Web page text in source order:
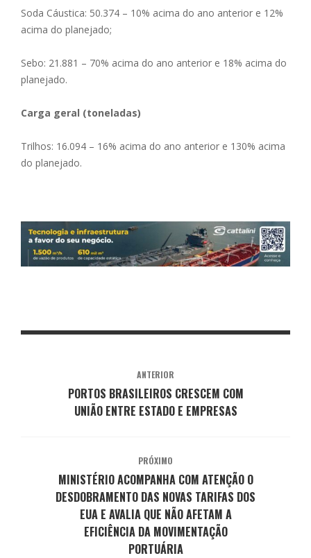
Soda Cáustica: 50.374 – 10% acima do ano anterior e 12%
acima do planejado;
Sebo: 21.881 – 70% acima do ano anterior e 18% acima do
planejado.
Carga geral (toneladas)
Trilhos: 16.094 – 16% acima do ano anterior e 130% acima
do planejado.
ANTERIOR
PORTOS BRASILEIROS CRESCEM COM
UNIÃO ENTRE ESTADO E EMPRESAS
PRÓXIMO
MINISTÉRIO ACOMPANHA COM ATENÇÃO O
DESDOBRAMENTO DAS NOVAS TARIFAS DOS
EUA E AVALIA QUE NÃO AFETAM A
EFICIÊNCIA DA MOVIMENTAÇÃO
PORTUÁRIA